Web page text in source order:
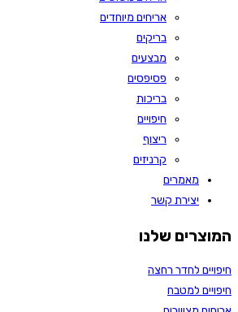
אריחים מיוחדים
בריקים
מבצעים
פסיפסים
בריכות
חיפויים
ריצוף
קרניזים
מאמרים
יצירת קשר
המוצרים שלנו
חיפויים לחדר רחצה
חיפויים למטבח